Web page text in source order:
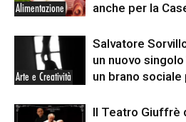
Alimentazione
anche per la
Arte e Creatività
Salvatore
un nuovo singolo
un brano
Il Teatro Giuffrè